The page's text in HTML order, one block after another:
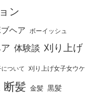
ン
ヘア ボーイッシュ
体験談 刈り上げ
ついて 刈り上げ女子女ウケ
断髪 金髪 黒髪